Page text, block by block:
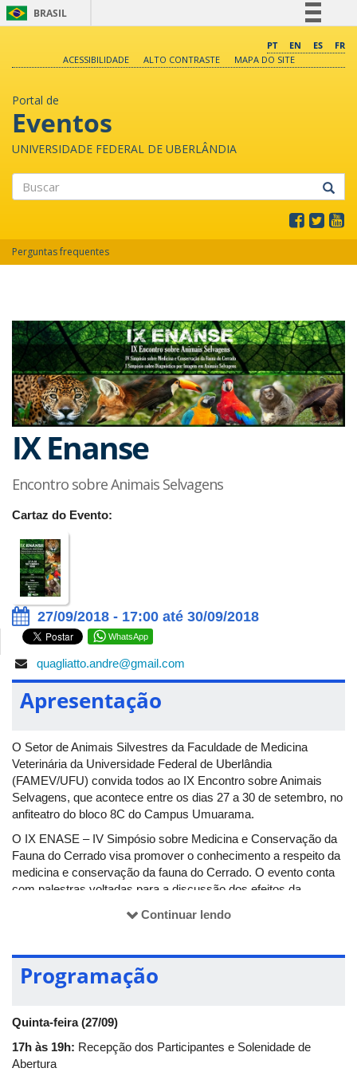
BRASIL
Comunica BR
PT EN ES
FR
ACESSIBILIDADE
ALTO CONTRASTE MAPA DO SITE
Portal de
Eventos
UNIVERSIDADE FEDERAL DE UBERLÂNDIA
Perguntas frequentes
IX Enanse
Encontro sobre Animais Selvagens
Cartaz do Evento:
27/09/2018 - 17:00 até 30/09/2018
WhatsApp
quagliatto.andre@gmail.com
Apresentação
O Setor de Animais Silvestres da Faculdade de Medicina
Veterinária da Universidade Federal de Uberlândia
(FAMEV/UFU) convida todos ao IX Encontro sobre Animais
Selvagens, que acontece entre os dias 27 a 30 de setembro, no
anfiteatro do bloco 8C do Campus Umuarama.
O IX ENASE – IV Simpósio sobre Medicina e Conservação da
Fauna do Cerrado visa promover o conhecimento a respeito da
medicina e conservação da fauna do Cerrado. O evento conta
com palestras voltadas para a discussão dos efeitos da
iniciativas de conservação de espécies, conscientização para a
apresentação técnicas atualizadas aplicadas na medicina
veterinária de animais silvestres nativos e exóticos.
sobre Diagnóstico por Imagem em Animais Selvagens, visando
fornecer o aperfeiçoamento dos profissionais e estudantes
ligados à área, visto que há precariedade de debate desse
assunto no âmbito educacional e profissional.
Continuar lendo
Programação
Quinta-feira (27/09)
17h às 19h: Recepção dos Participantes e Solenidade de
Abertura